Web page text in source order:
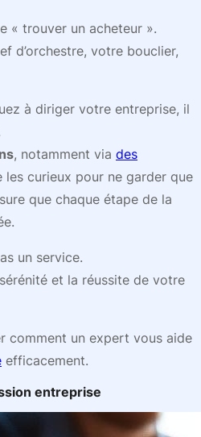
« trouver un acheteur ».
d’orchestre, votre bouclier,
à diriger votre entreprise, il
, notamment via des
les curieux pour ne garder que
que chaque étape de la
un service.
et la réussite de votre
comment un expert vous aide
efficacement.
entreprise